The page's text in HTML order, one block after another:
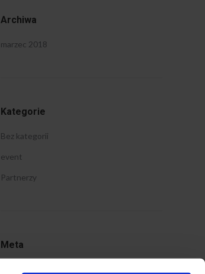
Archiwa
marzec 2018
Kategorie
Bez kategorii
event
Partnerzy
Meta